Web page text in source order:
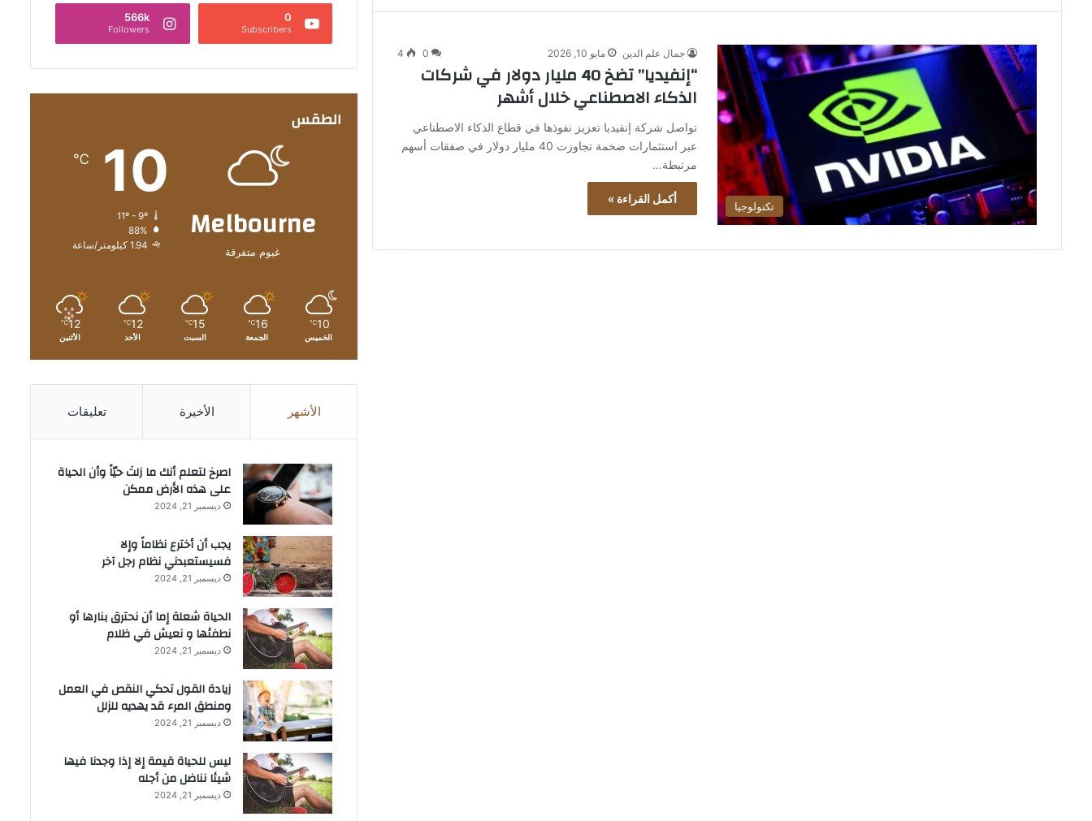
تكنولوجيا
جمال علم الدين مايو 10, 2026 0
4
“إنفيديا” تضخ 40 مليار دولار في شركات
الذكاء الاصطناعي خلال أشهر
تواصل شركة إنفيديا تعزيز نفوذها في قطاع الذكاء الاصطناعي
عبر استثمارات ضخمة تجاوزت 40 مليار دولار في صفقات أسهم
مرتبطة…
أكمل القراءة »
0
Subscribers
566k
Followers
الطقس
Melbourne
غيوم متفرقة
10
℃
11º - 9º
88%
1.94 كيلومتر/ساعة
10
℃
الخميس
16
℃
الجمعة
15
℃
السبت
12
℃
الأحد
12
℃
الأثنين
الأشهر الأخيرة تعليقات
‫اصرخ لتعلم أنك ما زلتَ حيّاً وأن الحياة
على هذه الأرض ممكن
ديسمبر 21, 2024
يجب أن أخترع نظاماً وإلا
فسيستعبدني نظام رجل آخر
ديسمبر 21, 2024
الحياة شعلة إما أن نحترق بنارها أو
نطفئها و نعيش في ظلام
ديسمبر 21, 2024
زيادة القول تحكي النقص في العمل
ومنطق المرء قد يهديه للزلل
ديسمبر 21, 2024
ليس للحياة قيمة إلا إذا وجدنا فيها
شيئا نناضل من أجله
ديسمبر 21, 2024